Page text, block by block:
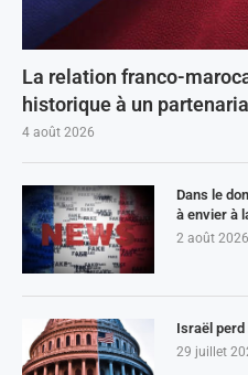
La relation franco-
historique à un
4 août 2026
Dans le
à envier à
2 août 2026
Israël perd
29 juillet